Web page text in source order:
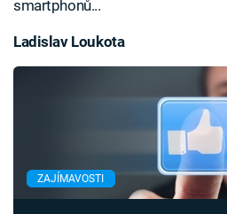
smartphonů...
Ladislav Loukota
ZAJÍMAVOSTI